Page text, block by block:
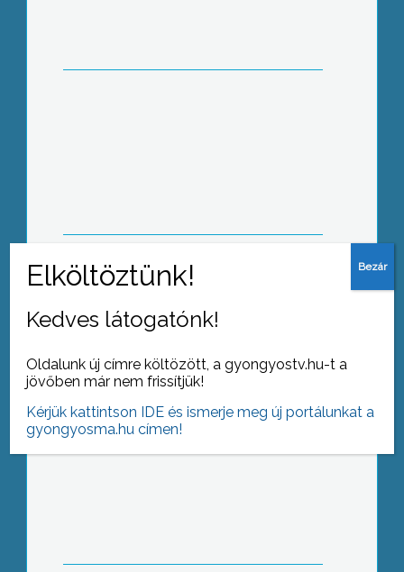
Szociális munkásokat képeznek
tovább a Befogadó Falu-program
tapasztalatai alapján Tarnabodon
Környezetbarát erőmű – Felújítják az I.
Kedves látogatónk!
Oldalunk új címre költözött, a gyongyostv.hu-t a
jövőben már nem frissítjük!
Kérjük kattintson IDE és ismerje meg új portálunkat a
gyongyosma.hu címen!